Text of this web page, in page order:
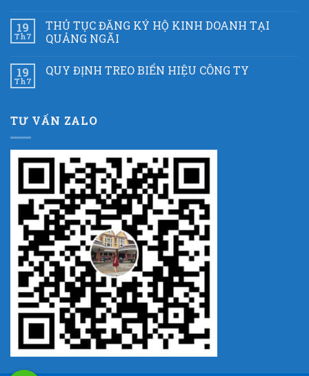
19
Th7
THỦ TỤC ĐĂNG KÝ HỘ KINH DOANH TẠI
QUẢNG NGÃI
19
Th7
QUY ĐỊNH TREO BIỂN HIỆU CÔNG TY
TƯ VẤN ZALO